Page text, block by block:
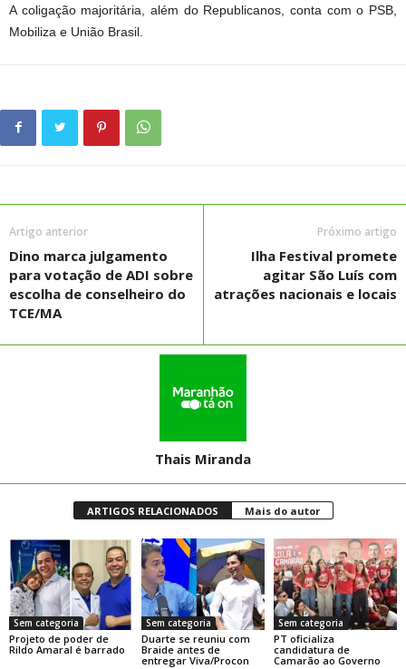
A coligação majoritária, além do Republicanos, conta com o PSB,
Mobiliza e União Brasil.
Artigo anterior
Dino marca julgamento
para votação de ADI sobre
escolha de conselheiro do
TCE/MA
Próximo artigo
Ilha Festival promete
agitar São Luís com
atrações nacionais e locais
Thais Miranda
ARTIGOS RELACIONADOS Mais do autor
Sem categoria
Projeto de poder de
Rildo Amaral é barrado
Sem categoria
Duarte se reuniu com
Braide antes de
entregar Viva/Procon
Sem categoria
PT oficializa
candidatura de
Camarão ao Governo